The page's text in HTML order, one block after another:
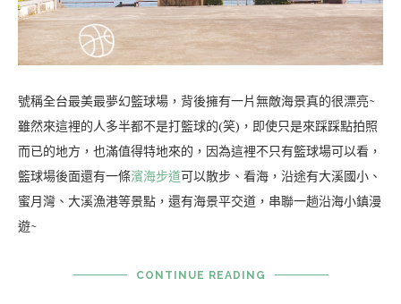
號稱全台最美最夢幻籃球場，背後擁有一片無敵海景真的很漂亮~
雖然來這裡的人多半都不是打籃球的(笑)，即使只是來踩踩點拍照
而已的地方，也滿值得特地來的，因為這裡不只有籃球場可以看，
籃球場後面還有一條濱海步道可以散步、看海，沿途有大溪國小、
蜜月灣、大溪漁港等景點，還有海景平交道，串聯一趟沿海小鎮漫
遊~
CONTINUE READING